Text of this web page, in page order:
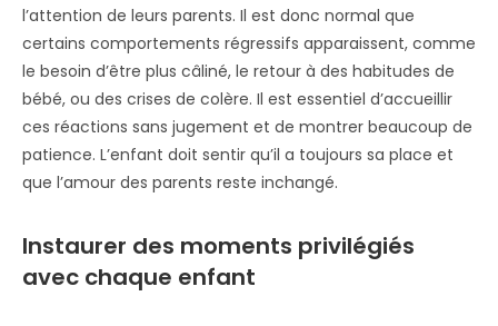
l’attention de leurs parents. Il est donc normal que
certains comportements régressifs apparaissent, comme
le besoin d’être plus câliné, le retour à des habitudes de
bébé, ou des crises de colère. Il est essentiel d’accueillir
ces réactions sans jugement et de montrer beaucoup de
patience. L’enfant doit sentir qu’il a toujours sa place et
que l’amour des parents reste inchangé.
Instaurer des moments privilégiés
avec chaque enfant